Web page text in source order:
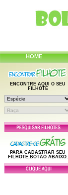
HOME
ENCONTRE AQUI O SEU
FILHOTE
PARA CADASTRAR SEU
FILHOTE,BOTÃO ABAIXO.